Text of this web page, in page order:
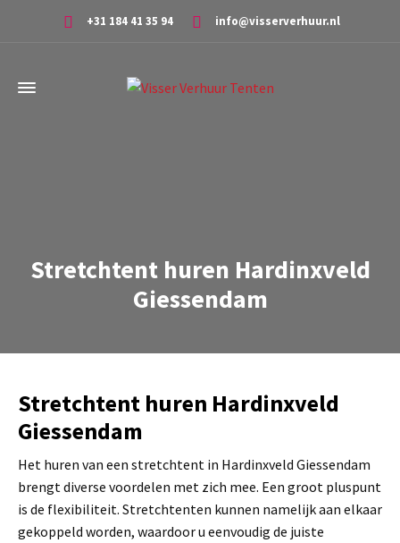
+31 184 41 35 94 info@visserverhuur.nl
Stretchtent huren Hardinxveld
Giessendam
Stretchtent huren Hardinxveld
Giessendam
Het huren van een stretchtent in Hardinxveld Giessendam
brengt diverse voordelen met zich mee. Een groot pluspunt
is de flexibiliteit. Stretchtenten kunnen namelijk aan elkaar
gekoppeld worden, waardoor u eenvoudig de juiste